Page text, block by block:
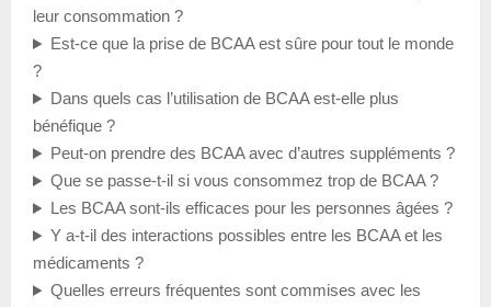
leur consommation ?
Est-ce que la prise de BCAA est sûre pour tout le monde
?
Dans quels cas l’utilisation de BCAA est-elle plus
bénéfique ?
Peut-on prendre des BCAA avec d’autres suppléments ?
Que se passe-t-il si vous consommez trop de BCAA ?
Les BCAA sont-ils efficaces pour les personnes âgées ?
Y a-t-il des interactions possibles entre les BCAA et les
médicaments ?
Quelles erreurs fréquentes sont commises avec les